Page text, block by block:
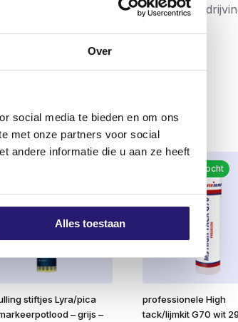
Over
social media te bieden en om ons
met onze partners voor social
andere informatie die u aan ze heeft
Alles toestaan
Daarnaast hebben ze een Torx
stiftjes Lyra/pica
– grijs –
Meest verkocht
professionele High
tack/lijmkit G70 wit